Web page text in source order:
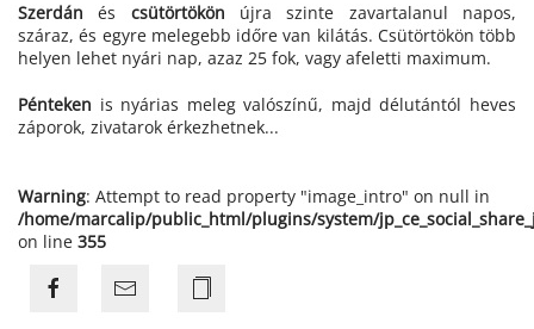
Szerdánés csütörtökön újra szinte zavartalanul napos,
száraz, és egyre melegebb időre van kilátás. Csütörtökön több
helyen lehet nyári nap, azaz 25 fok, vagy afeletti maximum.
Pénteken is nyárias meleg valószínű, majd délutántól heves
záporok, zivatarok érkezhetnek...
Warning: Attempt to read property "image_intro" on null in
/home/marcalip/public_html/plugins/system/
on line 355